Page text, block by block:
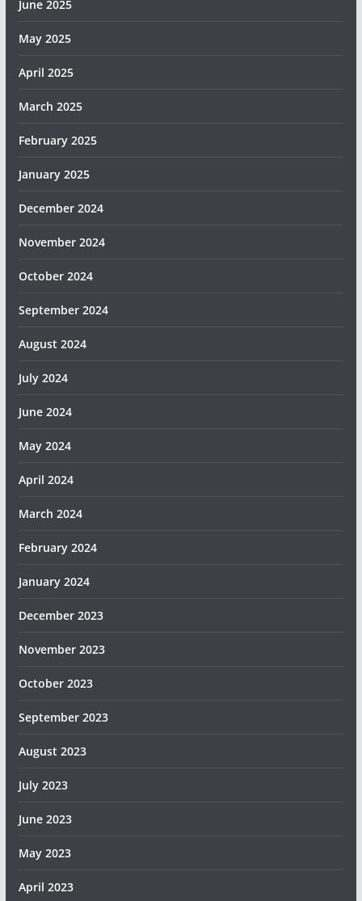
June 2025
May 2025
April 2025
March 2025
February 2025
January 2025
December 2024
November 2024
October 2024
September 2024
August 2024
July 2024
June 2024
May 2024
April 2024
March 2024
February 2024
January 2024
December 2023
November 2023
October 2023
September 2023
August 2023
July 2023
June 2023
May 2023
April 2023